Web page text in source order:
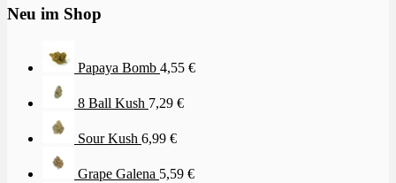
Neu im Shop
Papaya Bomb 4,55 €
8 Ball Kush 7,29 €
Sour Kush 6,99 €
Grape Galena 5,59 €